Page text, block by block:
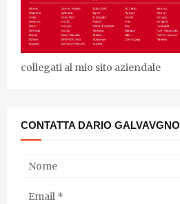
collegati al mio sito aziendale
CONTATTA DARIO GALVAVGNO